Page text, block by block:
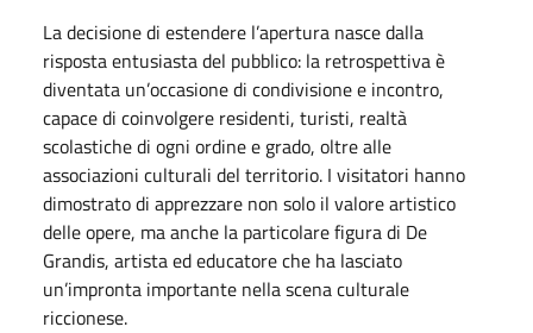
La decisione di estendere l’apertura nasce dalla
risposta entusiasta del pubblico: la retrospettiva è
diventata un’occasione di condivisione e incontro,
capace di coinvolgere residenti, turisti, realtà
scolastiche di ogni ordine e grado, oltre alle
associazioni culturali del territorio. I visitatori hanno
dimostrato di apprezzare non solo il valore artistico
delle opere, ma anche la particolare figura di De
Grandis, artista ed educatore che ha lasciato
un’impronta importante nella scena culturale
riccionese.